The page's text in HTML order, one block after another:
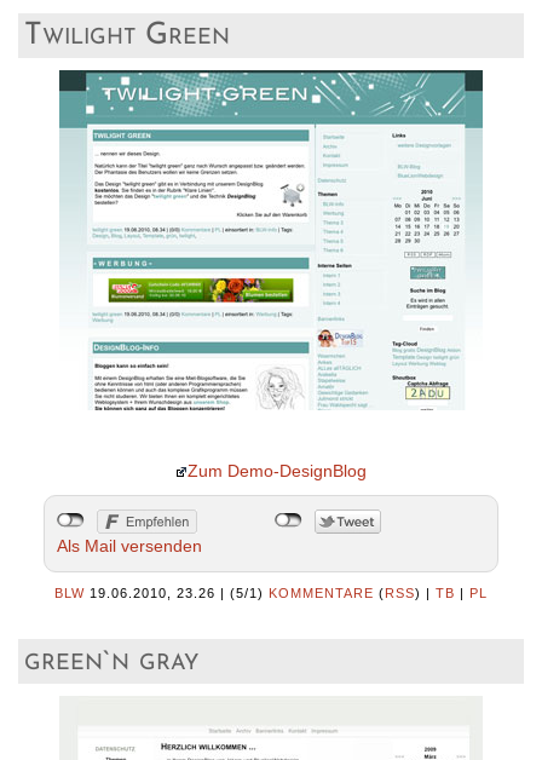
Twilight Green
Zum Demo-DesignBlog
Als Mail versenden
BLW 19.06.2010, 23.26 | (5/1) KOMMENTARE (RSS) | TB | PL
green`n gray